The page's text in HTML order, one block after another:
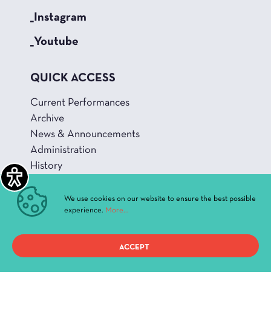
_Instagram
_Youtube
QUICK ACCESS
Current Performances
Archive
News & Announcements
Administration
History
We use cookies on our website to ensure the best possible
experience. More...
ACCEPT